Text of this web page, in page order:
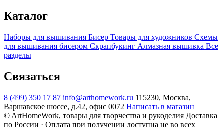
Каталог
Наборы для вышивания Бисер Товары для художников Схемы
для вышивания бисером Скрапбукинг Алмазная вышивка Все
разделы
Связаться
8 (499) 350 17 87 info@arthomework.ru 115230, Москва,
Варшавское шоссе, д.42, офис 0072 Написать в магазин
© ArtHomeWork, товары для творчества и рукоделия Доставка
по России · Оплата при получении доступна не во всех